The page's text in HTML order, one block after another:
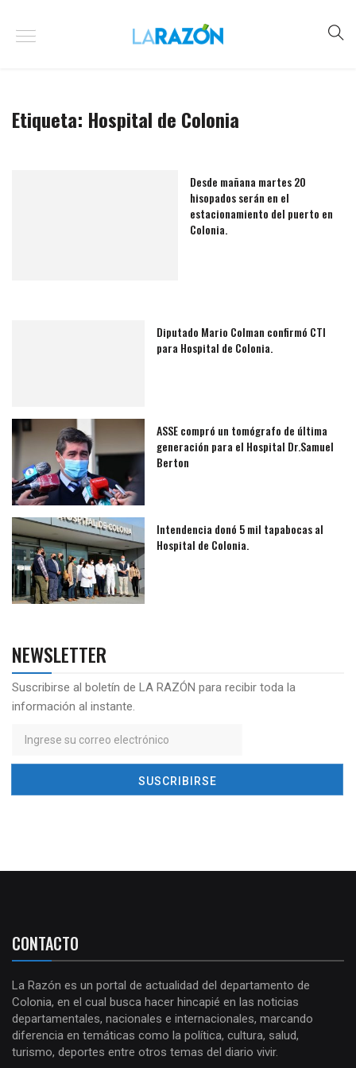
Etiqueta: Hospital de Colonia
Desde mañana martes 20
hisopados serán en el
estacionamiento del puerto en
Colonia.
Diputado Mario Colman confirmó CTI
para Hospital de Colonia.
ASSE compró un tomógrafo de última
generación para el Hospital Dr.Samuel
Berton
Intendencia donó 5 mil tapabocas al
Hospital de Colonia.
NEWSLETTER
Suscribirse al boletín de LA RAZÓN para recibir toda la
información al instante.
CONTACTO
La Razón es un portal de actualidad del departamento de
Colonia, en el cual busca hacer hincapié en las noticias
departamentales, nacionales e internacionales, marcando
diferencia en temáticas como la política, cultura, salud,
turismo, deportes entre otros temas del diario vivir.